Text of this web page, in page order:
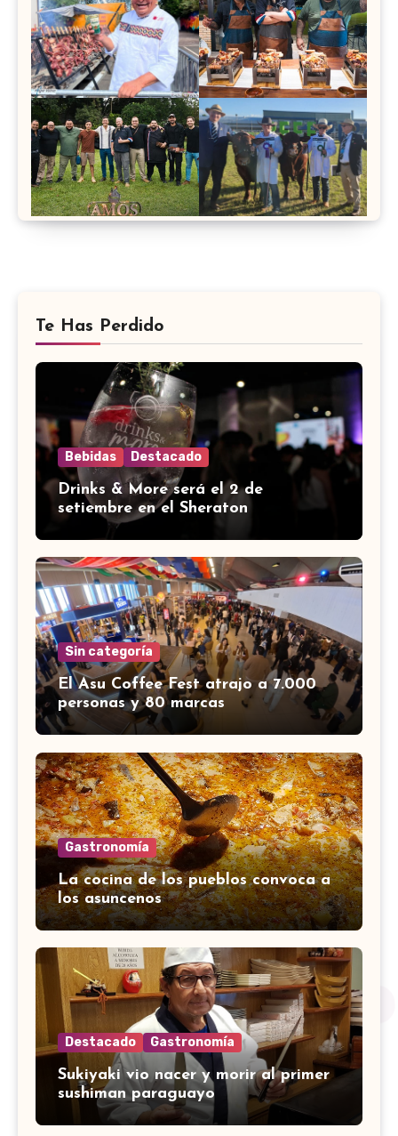
Te Has Perdido
Bebidas Destacado
Drinks & More será el 2 de
setiembre en el Sheraton
Sin categoría
El Asu Coffee Fest atrajo a 7.000
personas y 80 marcas
Gastronomía
La cocina de los pueblos convoca a
los asuncenos
Destacado Gastronomía
Sukiyaki vio nacer y morir al primer
sushiman paraguayo